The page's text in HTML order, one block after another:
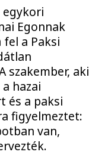
egykori
Egonnak
a Paksi
szakember, aki
hazai
és a paksi
figyelmeztet:
van,